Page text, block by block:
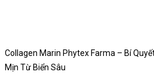
Collagen Marin Phytex Farma – Bí
Mịn Từ Biển Sâu